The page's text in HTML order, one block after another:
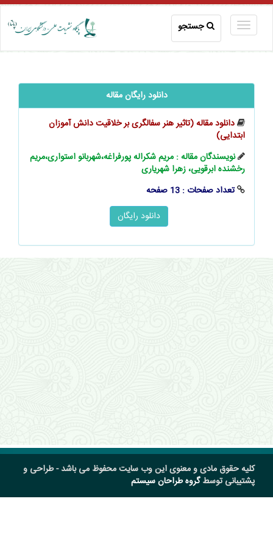
جستجو
دانلود رایگان مقاله
دانلود مقاله (تاثیر هنر سفالگری بر خلاقیت دانش آموزان
ابتدایی)
نویسندگان مقاله : مریم شکراله پورفراغه،شهربانو استواری،مریم
رخشنده ابرقویی، زهرا شهریاری
تعداد صفحات : 13 صفحه
کلیه حقوق مادی و معنوی این وب سایت محفوظ می باشد - طراحی و
پشتیبانی توسطگروه طراحان سیستم